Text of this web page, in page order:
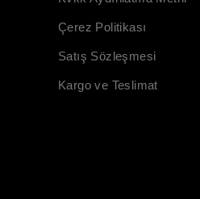
Çerez Politikası
Satış Sözleşmesi
Kargo ve Teslimat